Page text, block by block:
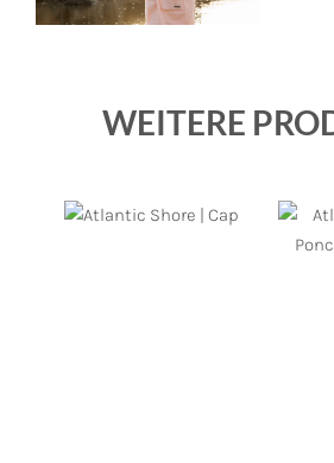
WEITERE